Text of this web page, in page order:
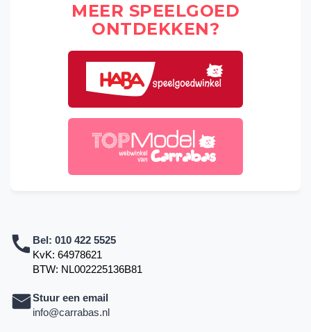
MEER SPEELGOED
ONTDEKKEN?
Bel: 010 422 5525
KvK: 64978621
BTW: NL002225136B81
Stuur een email
info@carrabas.nl